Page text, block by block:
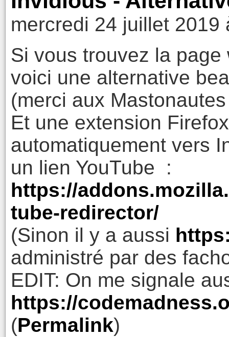
mercredi 24 juillet 2019
Si vous trouvez la
voici une alternative
(merci aux
Et une extension
automatiquement vers
un lien YouTube :
https://
tube-redirector/
(Sinon il y a aussi
administré par des
EDIT: On me signale
https://
(Permalink)